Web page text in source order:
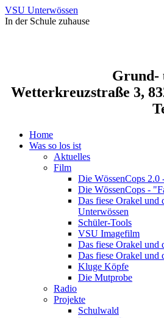
VSU Unterwössen
In der Schule zuhause
Grund-
Wetterkreuzstraße 3,
Home
Was so los ist
Aktuelles
Film
Die WössenCops 2.0
Die WössenCops -
Das fiese Orakel und
Unterwössen
Schüler-Tools
VSU Imagefilm
Das fiese Orakel und
Das fiese Orakel und
Kluge Köpfe
Die Mutprobe
Radio
Projekte
Schulwald